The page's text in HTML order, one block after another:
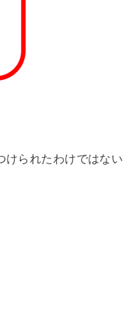
けられたわけではない